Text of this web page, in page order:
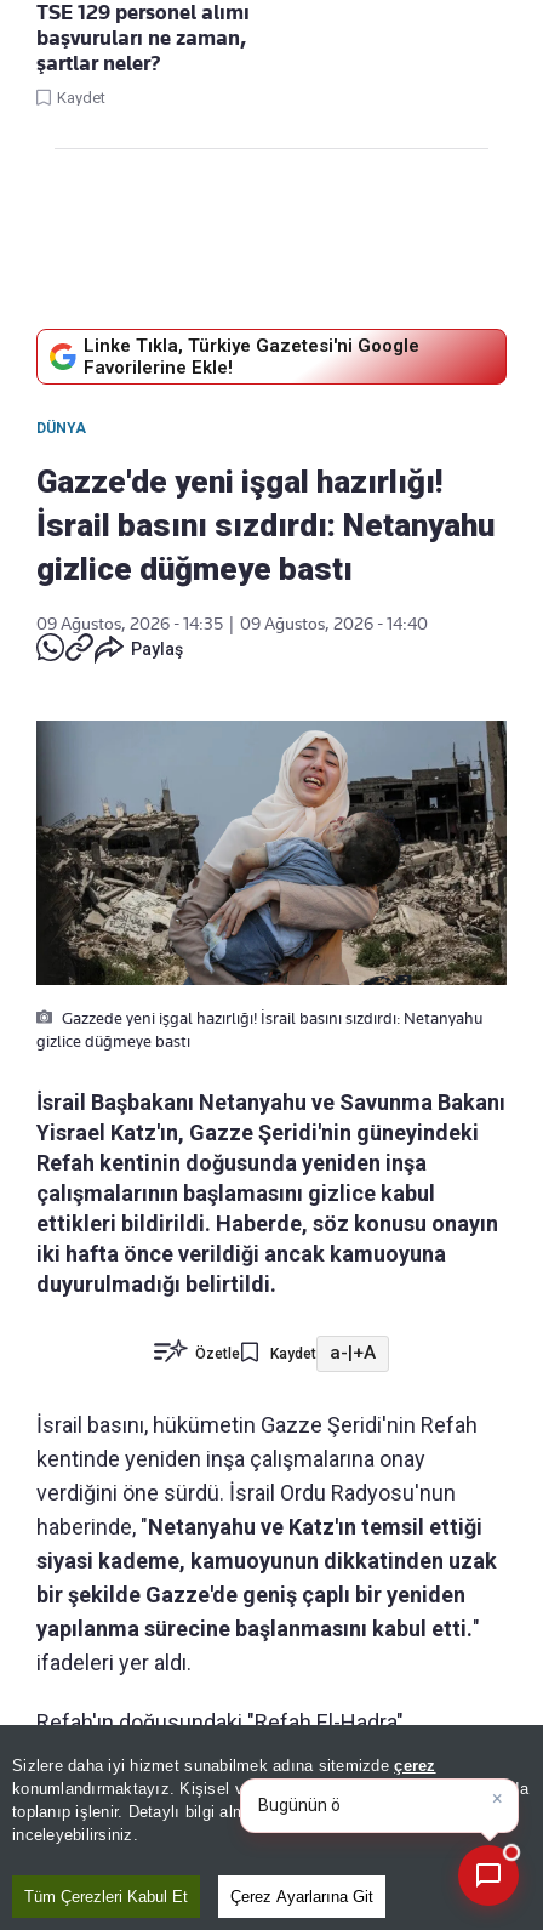
Sizlere daha iyi hizmet sunabilmek adına sitemizdeçerez
konumlandırmaktayız. Kişisel verileriniz, KVKK ve GDPR kapsamında
toplanıp işlenir. Detaylı bilgi almak içinAydınlatma Metnimizi
inceleyebilirsiniz.
Tüm Çerezleri Kabul Et Çerez Ayarlarına Git
TSE 129 personel alımı
başvuruları ne zaman,
şartlar neler?
Kaydet
Linke Tıkla, Türkiye Gazetesi'ni Google
Favorilerine Ekle!
DÜNYA
Gazze'de yeni işgal hazırlığı!
İsrail basını sızdırdı: Netanyahu
gizlice düğmeye bastı
09 Ağustos, 2026 - 14:35
09 Ağustos, 2026 - 14:40
Paylaş
Gazzede yeni işgal hazırlığı! İsrail basını sızdırdı: Netanyahu
gizlice düğmeye bastı
İsrail Başbakanı Netanyahu ve Savunma Bakanı
Yisrael Katz'ın, Gazze Şeridi'nin güneyindeki
Refah kentinin doğusunda yeniden inşa
çalışmalarının başlamasını gizlice kabul
ettikleri bildirildi. Haberde, söz konusu onayın
iki hafta önce verildiği ancak kamuoyuna
duyurulmadığı belirtildi.
Özetle Kaydet a- +A
İsrail basını, hükümetin Gazze Şeridi'nin Refah
kentinde yeniden inşa çalışmalarına onay
verdiğini öne sürdü. İsrail Ordu Radyosu'nun
haberinde, "Netanyahu ve Katz'ın temsil ettiği
siyasi kademe, kamuoyunun dikkatinden uzak
bir şekilde Gazze'de geniş çaplı bir yeniden
yapılanma sürecine başlanmasını kabul etti."
ifadeleri yer aldı.
Refah'ın doğusundaki "Refah El-Hadra"
bölgesinde altyapıyı inşa etme çalışmalarının
Netanyahu ve Katz tarafından kabul edildiğini
aktaran haberde,"Burada, Filistinliler için
Hamas'ın kontrolünde olmayan bir yerleşim
projesinin inşası olacak."denildi.
×
Bugünün öne çıkan manşetleri
ve gelişmeleri neler?